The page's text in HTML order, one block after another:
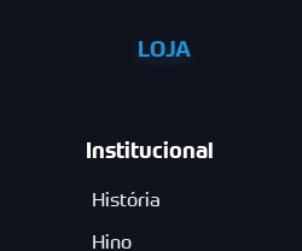
LOJA
Institucional
História
Hino